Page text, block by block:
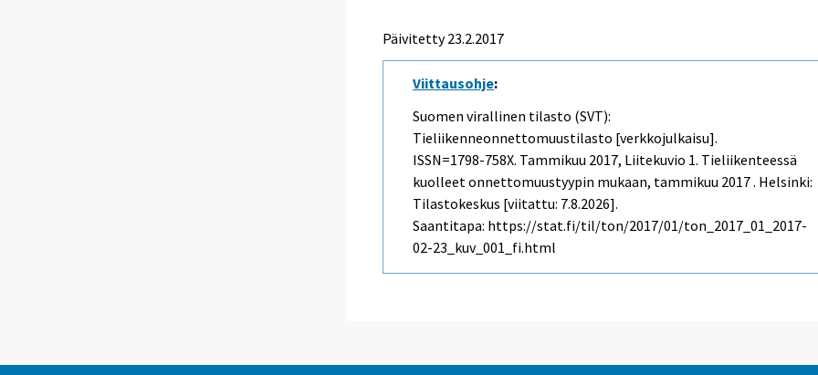
Päivitetty 23.2.2017
Viittausohje:
Suomen virallinen tilasto (SVT):
Tieliikenneonnettomuustilasto [verkkojulkaisu].
ISSN=1798-758X. Tammikuu 2017, Liitekuvio 1. Tieliikenteessä
kuolleet onnettomuustyypin mukaan, tammikuu 2017 . Helsinki:
Tilastokeskus [viitattu: 7.8.2026].
Saantitapa: https://stat.fi/til/ton/2017/01/ton_2017_01_2017-
02-23_kuv_001_fi.html